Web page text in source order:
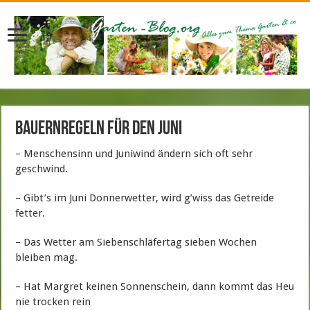
Bauernregeln für den Juni
– Menschensinn und Juniwind ändern sich oft sehr
geschwind.
– Gibt’s im Juni Donnerwetter, wird g’wiss das Getreide
fetter.
– Das Wetter am Siebenschläfertag sieben Wochen
bleiben mag.
– Hat Margret keinen Sonnenschein, dann kommt das Heu
nie trocken rein